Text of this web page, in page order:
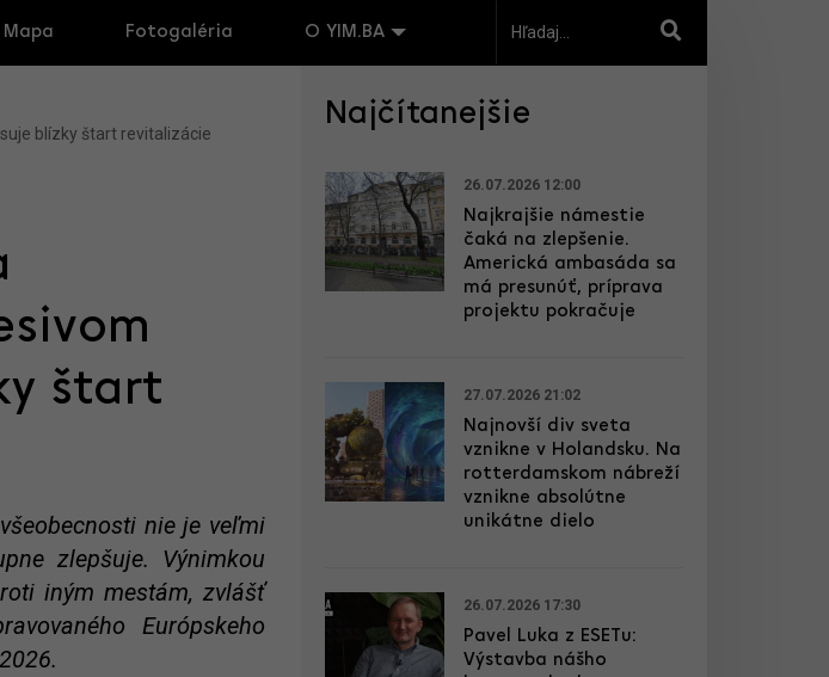
Mapa Fotogaléria O YIM.BA
blízky štart revitalizácie
štart
nie je veľmi
zlepšuje. Výnimkou
iným mestám, zvlášť
Európskeho
Najčítanejšie
26.07.2026 12:00
Najkrajšie námestie
čaká na zlepšenie.
Americká ambasáda sa
má presunúť, príprava
projektu pokračuje
27.07.2026 21:02
Najnovší div sveta
vznikne v Holandsku. Na
rotterdamskom nábreží
vznikne absolútne
unikátne dielo
26.07.2026 17:30
Pavel Luka z ESETu:
Výstavba nášho